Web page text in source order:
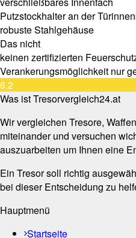
Putzstockhalter an der
robuste Stahlgehäuse
Das nicht
keinen zertifizierten
Verankerungsmöglichkeit nur
6.2
Was ist Tresorvergleich24.at
Wir vergleichen Tresore,
miteinander und versuchen
auszuarbeiten um Ihnen eine
Ein Tresor soll richtig
bei dieser Entscheidung zu
Hauptmenü
Startseite